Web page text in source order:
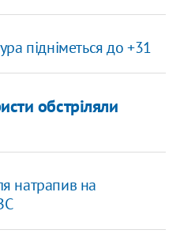
підніметься до +31
обстріляли
натрапив на